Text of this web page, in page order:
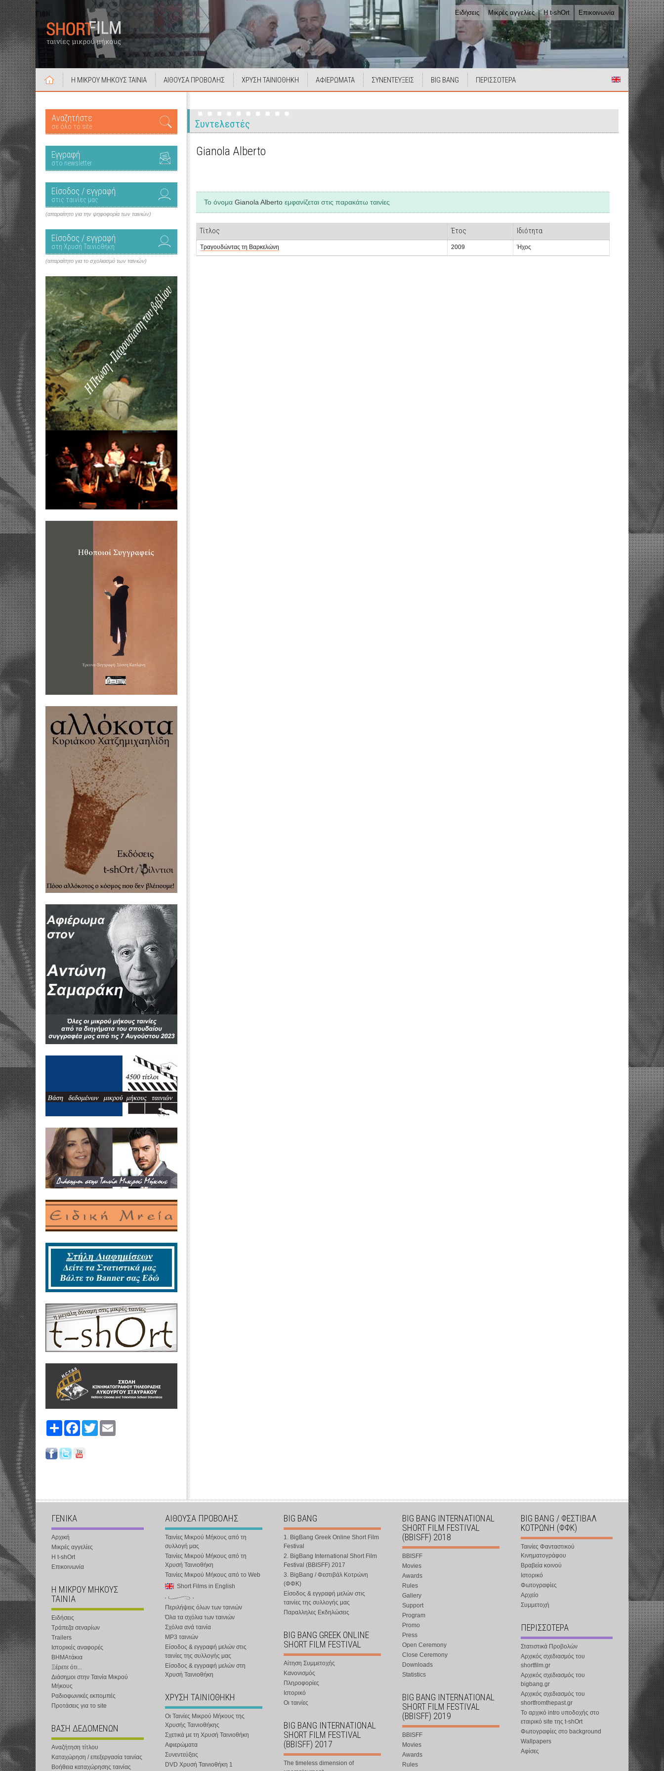
Ειδήσεις Μικρές αγγελίες Η t-shOrt Επικοινωνία
Η ΜΙΚΡΟΥ ΜΗΚΟΥΣ ΤΑΙΝΙΑ ΑΙΘΟΥΣΑ ΠΡΟΒΟΛΗΣ ΧΡΥΣΗ ΤΑΙΝΙΟΘΗΚΗ ΑΦΙΕΡΩΜΑΤΑ ΣΥΝΕΝΤΕΥΞΕΙΣ BIG BANG ΠΕΡΙΣΣΟΤΕΡΑ
Αναζητήστε
σε όλο το site
Εγγραφή
στο newsletter
Είσοδος / εγγραφή
στις ταινίες μας
(απαραίτητο για την ψηφοφορία των ταινιών)
Είσοδος / εγγραφή
στη Χρυσή Ταινιοθήκη
(απαραίτητο για το σχολιασμό των ταινιών)
Share FacebookTwitter
Συντελεστές
Gianola Alberto
Το όνομα Gianola Alberto εμφανίζεται στις παρακάτω ταινίες
Τίτλος Έτος Ιδιότητα
Τραγουδώντας τη Βαρκελώνη 2009 Ήχος
ΓΕΝΙΚΑ
Αρχική
Μικρές αγγελίες
Η t-shOrt
Επικοινωνία
Η ΜΙΚΡΟΥ ΜΗΚΟΥΣ
ΤΑΙΝΙΑ
Ειδήσεις
Τράπεζα σεναρίων
Trailers
Ιστορικές αναφορές
ΒΗΜΑτάκια
Ξέρετε ότι...
Διάσημοι στην Ταινία Μικρού
Μήκους
Ραδιοφωνικές εκπομπές
Προτάσεις για το site
ΒΑΣΗ ΔΕΔΟΜΕΝΩΝ
Αναζήτηση τίτλου
Καταχώρηση / επεξεργασία ταινίας
Βοήθεια καταχώρησης ταινίας
ΑΙΘΟΥΣΑ ΠΡΟΒΟΛΗΣ
Ταινίες Μικρού Μήκους από τη
συλλογή μας
Ταινίες Μικρού Μήκους από τη
Χρυσή Ταινιοθήκη
Ταινίες Μικρού Μήκους από το Web
Short Films in English
Περιλήψεις όλων των ταινιών
Όλα τα σχόλια των ταινιών
Σχόλια ανά ταινία
MP3 ταινιών
Είσοδος & εγγραφή μελών στις
ταινίες της συλλογής μας
Είσοδος & εγγραφή μελών στη
Χρυσή Ταινιοθήκη
ΧΡΥΣΗ ΤΑΙΝΙΟΘΗΚΗ
Οι Ταινίες Μικρού Μήκους της
Χρυσής Ταινιοθήκης
Σχετικά με τη Χρυσή Ταινιοθήκη
Αφιερώματα
Συνεντεύξεις
DVD Χρυσή Ταινιοθήκη 1
BIG BANG
1. BigBang Greek Online Short Film
Festival
2. BigBang International Short Film
Festival (BBISFF) 2017
3. BigBang / Φεστιβάλ Κοτρώνη
(ΦΦΚ)
Είσοδος & εγγραφή μελών στις
ταινίες της συλλογής μας
Παραλληλες Εκδηλώσεις
BIG BANG GREEK ONLINE
SHORT FILM FESTIVAL
Αίτηση Συμμετοχής
Κανονισμός
Πληροφορίες
Ιστορικό
Οι ταινίες
BIG BANG INTERNATIONAL
SHORT FILM FESTIVAL
(BBISFF) 2017
The timeless dimension of
BIG BANG INTERNATIONAL
SHORT FILM FESTIVAL
(BBISFF) 2018
BBISFF
Movies
Awards
Rules
Gallery
Support
Program
Promo
Press
Open Ceremony
Close Ceremony
Downloads
Statistics
BIG BANG INTERNATIONAL
SHORT FILM FESTIVAL
(BBISFF) 2019
BBISFF
Movies
Awards
Rules
BIG BANG / ΦΕΣΤΙΒΑΛ
ΚΟΤΡΩΝΗ (ΦΦΚ)
Ταινίες Φανταστικού
Κινηματογράφου
Βραβεία κοινού
Ιστορικό
Φωτογραφίες
Αρχείο
Συμμετοχή
ΠΕΡΙΣΣΟΤΕΡΑ
Στατιστικά Προβολών
Αρχικός σχεδιασμός του
shortfilm.gr
Αρχικός σχεδιασμός του
bigbang.gr
Αρχικός σχεδιασμός του
shortfromthepast.gr
Το αρχικό intro υποδοχής στο
εταιρικό site της t-shOrt
Φωτογραφίες στο background
Wallpapers
Αφίσες